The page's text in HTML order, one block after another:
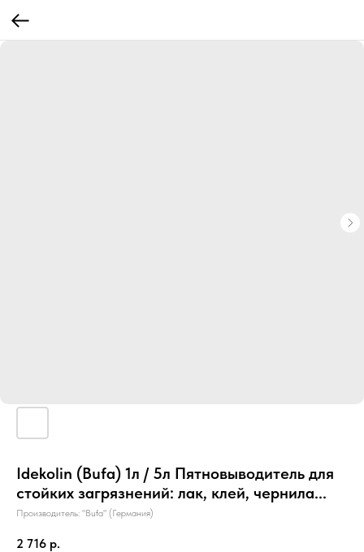
Idekolin (Bufa) 1л / 5л Пятновыводитель для
стойких загрязнений: лак, клей, чернила...
Производитель: "Bufa" (Германия)
2 716 р.